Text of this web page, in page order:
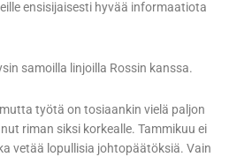
ensisijaisesti hyvää informaatiota
samoilla linjoilla Rossin kanssa.
työtä on tosiaankin vielä paljon
riman siksi korkealle. Tammikuu ei
vetää lopullisia johtopäätöksiä. Vain